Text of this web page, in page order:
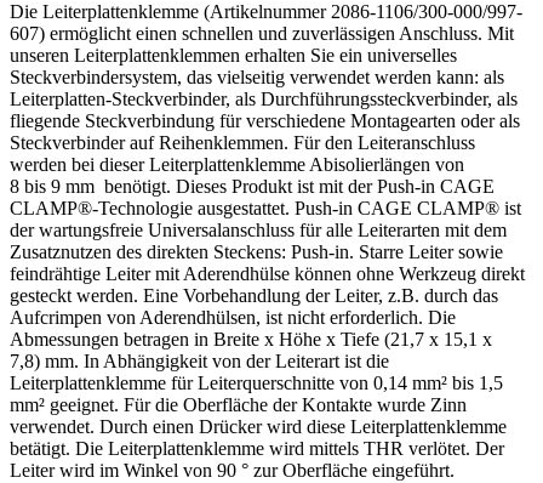
Die Leiterplattenklemme (Artikelnummer 2086-1106/300-000/997-
607) ermöglicht einen schnellen und zuverlässigen Anschluss. Mit
unseren Leiterplattenklemmen erhalten Sie ein universelles
Steckverbindersystem, das vielseitig verwendet werden kann: als
Leiterplatten-Steckverbinder, als Durchführungssteckverbinder, als
fliegende Steckverbindung für verschiedene Montagearten oder als
Steckverbinder auf Reihenklemmen. Für den Leiteranschluss
werden bei dieser Leiterplattenklemme Abisolierlängen von
8 bis 9 mm benötigt. Dieses Produkt ist mit der Push-in CAGE
CLAMP®-Technologie ausgestattet. Push-in CAGE CLAMP® ist
der wartungsfreie Universalanschluss für alle Leiterarten mit dem
Zusatznutzen des direkten Steckens: Push-in. Starre Leiter sowie
feindrähtige Leiter mit Aderendhülse können ohne Werkzeug direkt
gesteckt werden. Eine Vorbehandlung der Leiter, z.B. durch das
Aufcrimpen von Aderendhülsen, ist nicht erforderlich. Die
Abmessungen betragen in Breite x Höhe x Tiefe (21,7 x 15,1 x
7,8) mm. In Abhängigkeit von der Leiterart ist die
Leiterplattenklemme für Leiterquerschnitte von 0,14 mm² bis 1,5
mm² geeignet. Für die Oberfläche der Kontakte wurde Zinn
verwendet. Durch einen Drücker wird diese Leiterplattenklemme
betätigt. Die Leiterplattenklemme wird mittels THR verlötet. Der
Leiter wird im Winkel von 90 ° zur Oberfläche eingeführt.